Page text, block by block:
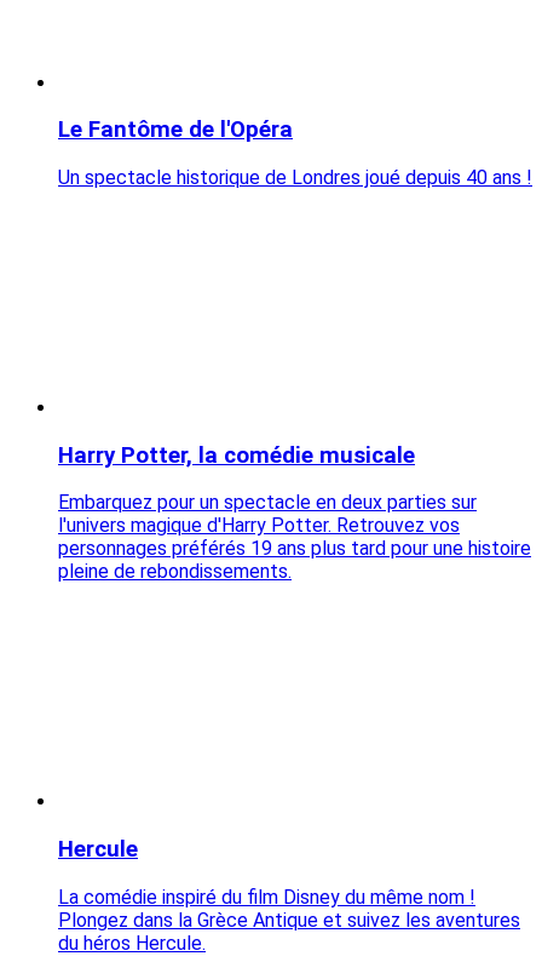
Le Fantôme de l'Opéra
Un spectacle historique de Londres joué depuis 40 ans !
Harry Potter, la comédie musicale
Embarquez pour un spectacle en deux parties sur
l'univers magique d'Harry Potter. Retrouvez vos
personnages préférés 19 ans plus tard pour une histoire
pleine de rebondissements.
Hercule
La comédie inspiré du film Disney du même nom !
Plongez dans la Grèce Antique et suivez les aventures
du héros Hercule.